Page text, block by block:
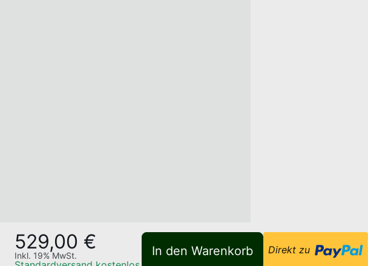
529,00 €
Inkl. 19% MwSt. In den Warenkorb Direkt zu